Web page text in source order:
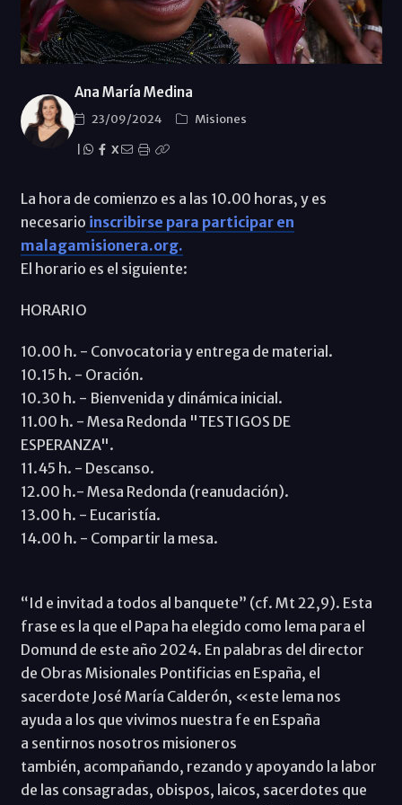
Ana María Medina
23/09/2024
Misiones
X
La hora de comienzo es a las 10.00 horas, y es
necesario inscribirse para participar en
malagamisionera.org.
El horario es el siguiente:
HORARIO
10.00 h. - Convocatoria y entrega de material.
10.15 h. - Oración.
10.30 h. - Bienvenida y dinámica inicial.
11.00 h. - Mesa Redonda "TESTIGOS DE
ESPERANZA".
11.45 h. - Descanso.
12.00 h.- Mesa Redonda (reanudación).
13.00 h. - Eucaristía.
14.00 h. - Compartir la mesa.
“Id e invitad a todos al banquete” (cf. Mt 22,9). Esta
frase es la que el Papa ha elegido como lema para el
Domund de este año 2024. En palabras del director
de Obras Misionales Pontificias en España, el
sacerdote José María Calderón, «este lema nos
ayuda a los que vivimos nuestra fe en España
a sentirnos nosotros misioneros
también, acompañando, rezando y apoyando la labor
de las consagradas, obispos, laicos, sacerdotes que